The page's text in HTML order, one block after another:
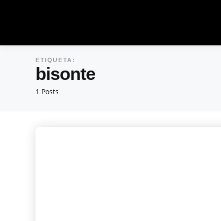
1 Posts
ETIQUETA:
bisonte